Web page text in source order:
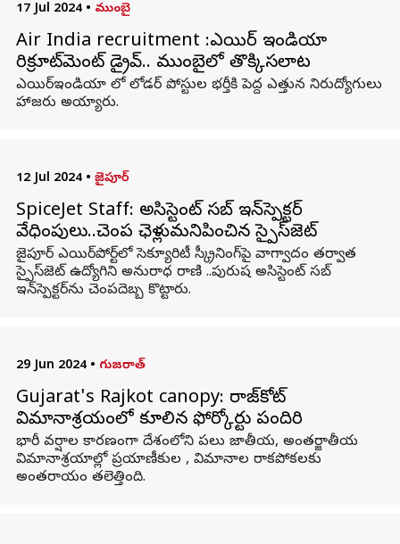
17 Jul 2024 • ముంబై
Air India recruitment :ఎయిర్ ఇండియా
రిక్రూట్‌మెంట్ డ్రైవ్.. ముంబైలో తొక్కిసలాట
ఎయిర్‌ఇండియా లో లోడర్ పోస్టుల భర్తీకి పెద్ద ఎత్తున నిరుద్యోగులు
హాజరు అయ్యారు.
12 Jul 2024 • జైపూర్
SpiceJet Staff: అసిస్టెంట్ సబ్ ఇన్‌స్పెక్టర్‌
వేధింపులు..చెంప ఛెళ్లుమనిపించిన స్పైస్‌జెట్
జైపూర్ ఎయిర్‌పోర్ట్‌లో సెక్యూరిటీ స్క్రీనింగ్‌పై వాగ్వాదం తర్వాత
స్పైస్‌జెట్ ఉద్యోగిని అనురాధ రాణి ..పురుష అసిస్టెంట్ సబ్
ఇన్‌స్పెక్టర్‌ను చెంపదెబ్బ కొట్టారు.
29 Jun 2024 • గుజరాత్
Gujarat's Rajkot canopy: రాజ్‌కోట్
విమానాశ్రయంలో కూలిన ఫోర్కోర్టు పందిరి
భారీ వర్షాల కారణంగా దేశంలోని పలు జాతీయ, అంతర్జాతీయ
విమానాశ్రయాల్లో ప్రయాణీకుల , విమానాల రాకపోకలకు
అంతరాయం తలెత్తింది.